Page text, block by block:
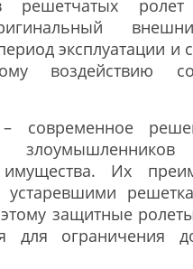
решетчатых ролет
эксплуатации и
воздействию
– современное
Их
устаревшими
защитные
для ограничения